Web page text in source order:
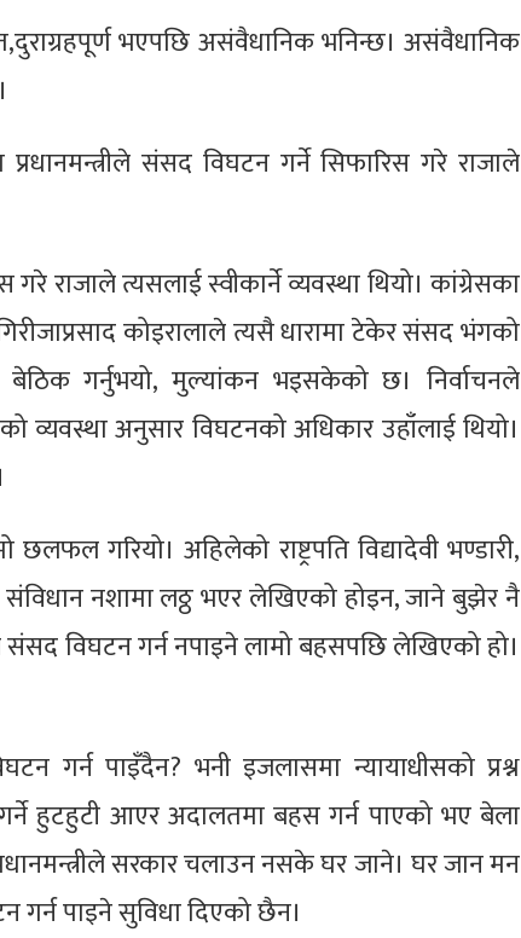
भएपछि असंवैधानिक भनिन्छ। असंवैधानिक
संसद विघटन गर्ने सिफारिस गरे राजाले
गरे राजाले त्यसलाई स्वीकार्ने व्यवस्था थियो। कांग्रेसका
गिरीजाप्रसाद कोइरालाले त्यसै धारामा टेकेर संसद भंगको
बेठिक गर्नुभयो, मुल्यांकन भइसकेको छ। निर्वाचनले
व्यवस्था अनुसार विघटनको अधिकार उहाँलाई थियो।
गरियो। अहिलेको राष्ट्रपति विद्यादेवी भण्डारी,
संविधान नशामा लठ्ठ भएर लेखिएको होइन, जाने बुझेर नै
संसद विघटन गर्न नपाइने लामो बहसपछि लेखिएको हो।
गर्न पाइँदैन? भनी इजलासमा न्यायाधीसको प्रश्न
हुटहुटी आएर अदालतमा बहस गर्न पाएको भए बेला
सरकार चलाउन नसके घर जाने। घर जान मन
पाइने सुविधा दिएको छैन।